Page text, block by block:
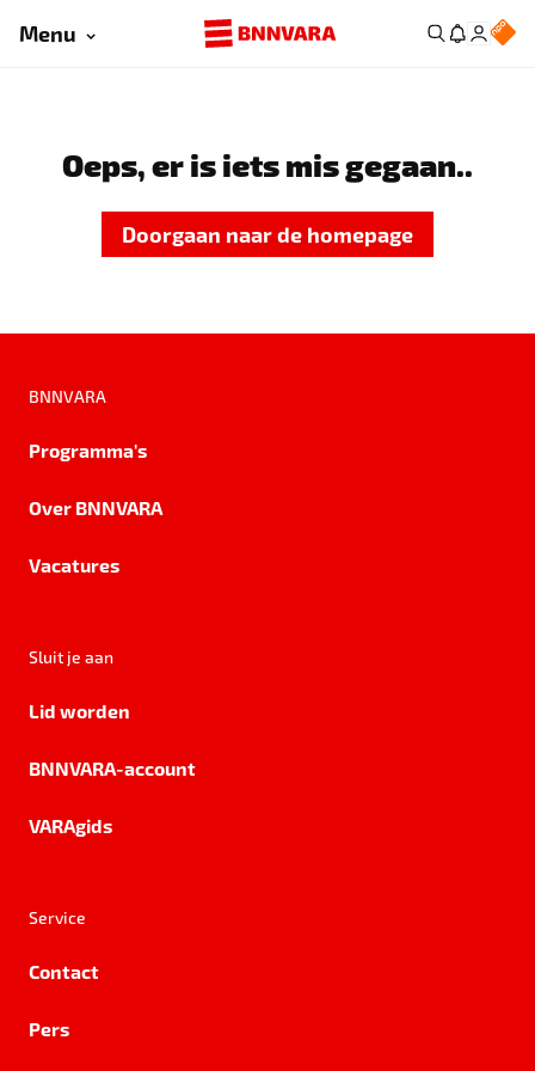
Menu
Oeps, er is iets mis gegaan..
Doorgaan naar de homepage
BNNVARA
Programma's
Over BNNVARA
Vacatures
Sluit je aan
Lid worden
BNNVARA-account
VARAgids
Service
Contact
Pers